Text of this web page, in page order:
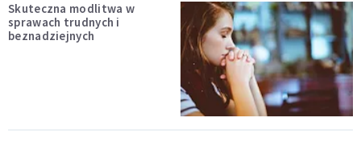
Skuteczna modlitwa w
sprawach trudnych i
beznadziejnych